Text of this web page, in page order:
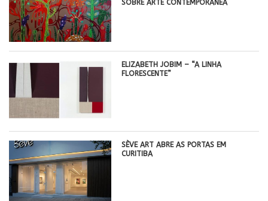
SOBRE ARTE CONTEMPORÂNEA
ELIZABETH JOBIM – “A LINHA
FLORESCENTE”
SÈVE ART ABRE AS PORTAS EM
CURITIBA